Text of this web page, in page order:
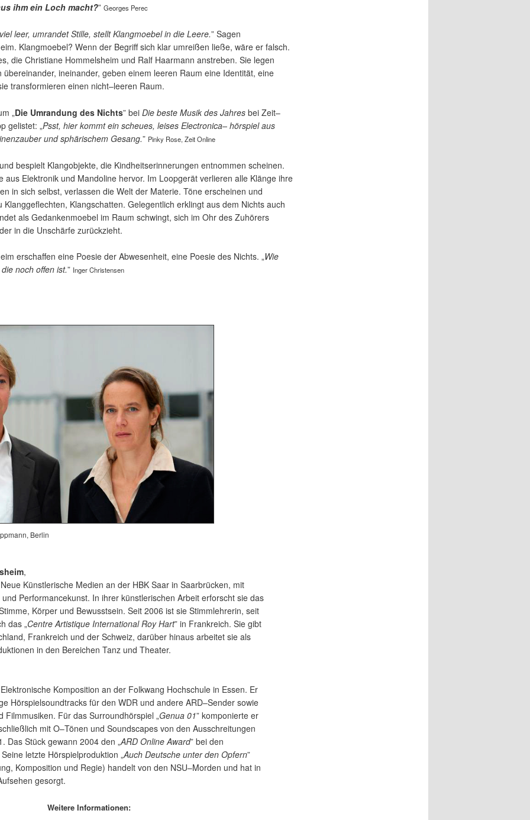
ihm ein Loch macht?” Georges Perec
leer, umrandet Stille, stellt Klangmoebel in die Leere.” Sagen
Klangmoebel? Wenn der Begriff sich klar umreißen ließe, wäre er falsch.
die Christiane Hommelsheim und Ralf Haarmann anstreben. Sie legen
übereinander, ineinander, geben einem leeren Raum eine Identität, eine
transformieren einen nicht–leeren Raum.
„Die Umrandung des Nichts” bei Die beste Musik des Jahres bei Zeit–
gelistet: „Psst, hier kommt ein scheues, leises Electronica– hörspiel aus
und sphärischem Gesang.” Pinky Rose, Zeit Online
bespielt Klangobjekte, die Kindheitserinnerungen entnommen scheinen.
aus Elektronik und Mandoline hervor. Im Loopgerät verlieren alle Klänge ihre
in sich selbst, verlassen die Welt der Materie. Töne erscheinen und
Klanggeflechten, Klangschatten. Gelegentlich erklingt aus dem Nichts auch
als Gedankenmoebel im Raum schwingt, sich im Ohr des Zuhörers
in die Unschärfe zurückzieht.
erschaffen eine Poesie der Abwesenheit, eine Poesie des Nichts. „Wie
noch offen ist.” Inger Christensen
Berlin
,
Künstlerische Medien an der HBK Saar in Saarbrücken, mit
Performancekunst. In ihrer künstlerischen Arbeit erforscht sie das
Körper und Bewusstsein. Seit 2006 ist sie Stimmlehrerin, seit
das „Centre Artistique International Roy Hart” in Frankreich. Sie gibt
Frankreich und der Schweiz, darüber hinaus arbeitet sie als
in den Bereichen Tanz und Theater.
Komposition an der Folkwang Hochschule in Essen. Er
Hörspielsoundtracks für den WDR und andere ARD–Sender sowie
Filmmusiken. Für das Surroundhörspiel „Genua 01” komponierte er
mit O–Tönen und Soundscapes von den Ausschreitungen
Das Stück gewann 2004 den „ARD Online Award” bei den
letzte Hörspielproduktion „Auch Deutsche unter den Opfern”
Komposition und Regie) handelt von den NSU–Morden und hat in
gesorgt.
Weitere Informationen: